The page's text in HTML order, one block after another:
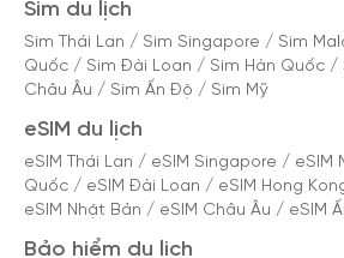
Sim du lịch
Sim Thái Lan / Sim Singapore / Sim
Quốc / Sim Đài Loan / Sim Hàn Quốc /
Châu Âu / Sim Ấn Độ / Sim Mỹ
eSIM du lịch
eSIM Thái Lan / eSIM Singapore / eSIM
Quốc / eSIM Đài Loan / eSIM Hong
eSIM Nhật Bản / eSIM Châu Âu / eSIM
Bảo hiểm du lịch